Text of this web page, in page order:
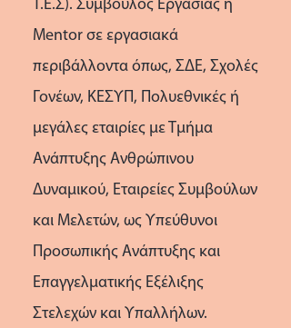
Τ.Ε.Σ). Σύμβουλος Εργασίας ή
Mentor σε εργασιακά
περιβάλλοντα όπως, ΣΔΕ, Σχολές
Γονέων, ΚΕΣΥΠ, Πολυεθνικές ή
μεγάλες εταιρίες με Τμήμα
Ανάπτυξης Ανθρώπινου
Δυναμικού, Εταιρείες Συμβούλων
και Μελετών, ως Υπεύθυνοι
Προσωπικής Ανάπτυξης και
Επαγγελματικής Εξέλιξης
Στελεχών και Υπαλλήλων.